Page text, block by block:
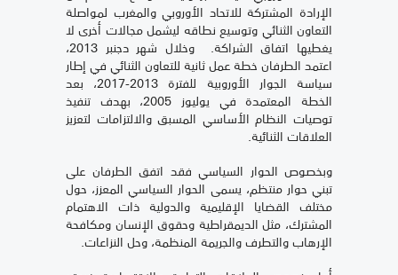
الإرادة المشتركة للاتحاد الأوروبي والمغرب لمواصلة
التعاون الثنائي وتوسيع نطاقه ليشمل مجالات أخرى لا
يغطيها اتفاق الشراكة. وخلال شهر دجنبر 2013،
اعتمد الطرفان خطة عمل ثانية للتعاون الثنائي في إطار
سياسة الجوار الأوروبية للفترة 2013-2017، بعد
الخطة المعتمدة في يوليوز 2005، بهدف تنفيذ
توصيات النظام الأساسي المسبق والالتزامات لتعزيز
العلاقات الثنائية.
وبخصوص الحوار السياسي فقد اتفق الطرفان على
تبني حوار منتظم، يسمى الحوار السياسي المعزز، حول
مختلف القضايا الإقليمية والدولية ذات الاهتمام
المشترك، مثل الديمقراطية وحقوق الإنسان ومكافحة
الإرهاب والتطرف والجريمة المنظمة، وحل النزاعات.